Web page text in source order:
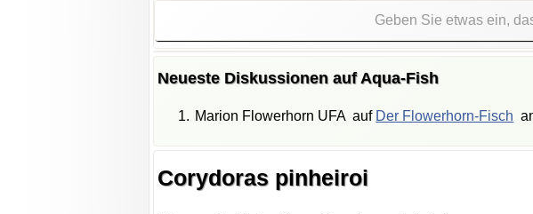
Neueste Diskussionen auf Aqua-Fish
Marion Flowerhorn UFA auf Der Flowerhorn-Fisch
Corydoras pinheiroi